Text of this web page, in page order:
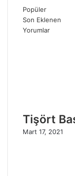
Popüler
Son Eklenen
Yorumlar
Tişört
Mart 17, 2021